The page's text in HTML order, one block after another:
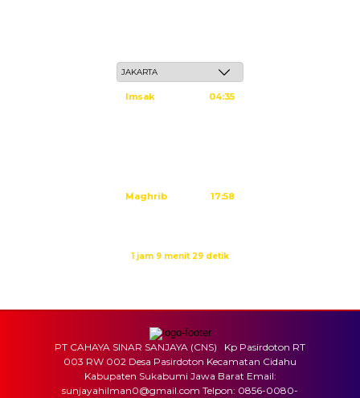
Imsak 04:35
Maghrib 17:58
1 jam 9 menit 29 detik
PT CAHAYA SINAR SANJAYA (CNS) Kp Pasirdoton RT
003 RW 002 Desa Pasirdoton Kecamatan Cidahu
Kabupaten Sukabumi Jawa Barat Email:
sunjayahilman0@gmail.com Telpon: 0856-0080-